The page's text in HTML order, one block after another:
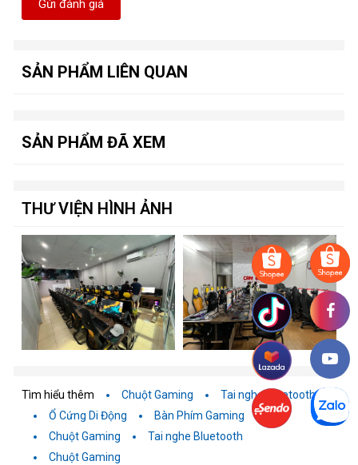
Gửi đánh giá
SẢN PHẨM LIÊN QUAN
SẢN PHẨM ĐÃ XEM
THƯ VIỆN HÌNH ẢNH
Tìm hiểu thêm Chuột Gaming
Tai nghe Bluetooth
Ổ Cứng Di Động
Bàn Phím Gaming
Chuột Gaming
Tai nghe Bluetooth
Chuột Gaming